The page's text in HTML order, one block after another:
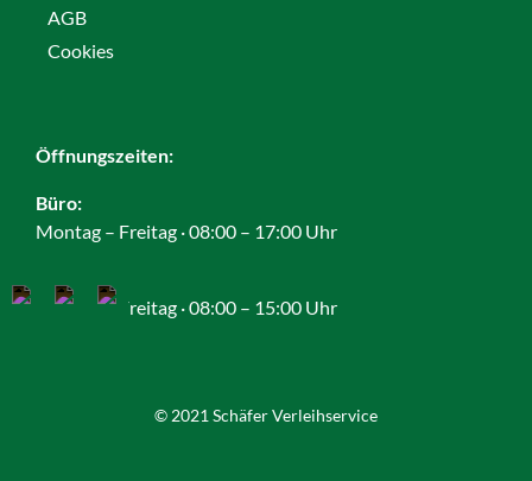
AGB
Cookies
Öffnungszeiten:
Büro:
Montag – Freitag · 08:00 – 17:00 Uhr
Montag – Freitag · 08:00 – 15:00 Uhr
© 2021 Schäfer Verleihservice